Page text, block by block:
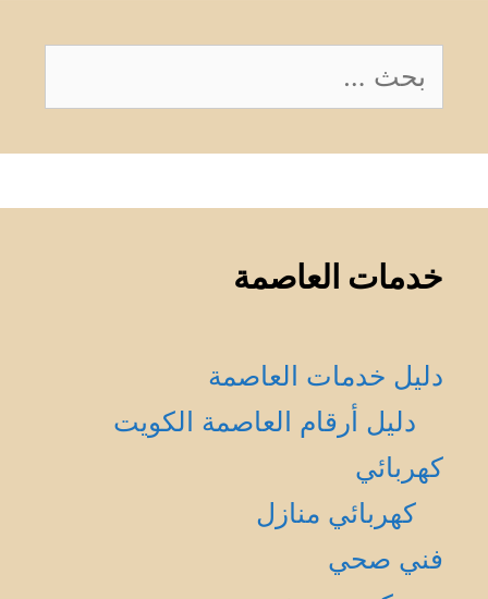
البحث
عن:
خدمات العاصمة
دليل خدمات العاصمة
دليل أرقام العاصمة الكويت
كهربائي
كهربائي منازل
فني صحي